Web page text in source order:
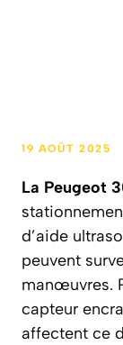
19 AOÛT 2025
La Peugeot
d’aide
peuvent
manœuvres.
capteur
affectent ce